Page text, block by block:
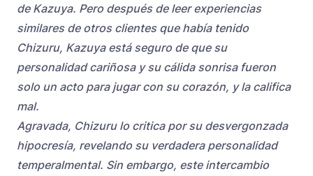
de Kazuya. Pero después de leer experiencias
similares de otros clientes que había tenido
Chizuru, Kazuya está seguro de que su
personalidad cariñosa y su cálida sonrisa fueron
solo un acto para jugar con su corazón, y la califica
mal.
Agravada, Chizuru lo critica por su desvergonzada
hipocresía, revelando su verdadera personalidad
temperalmental. Sin embargo, este intercambio